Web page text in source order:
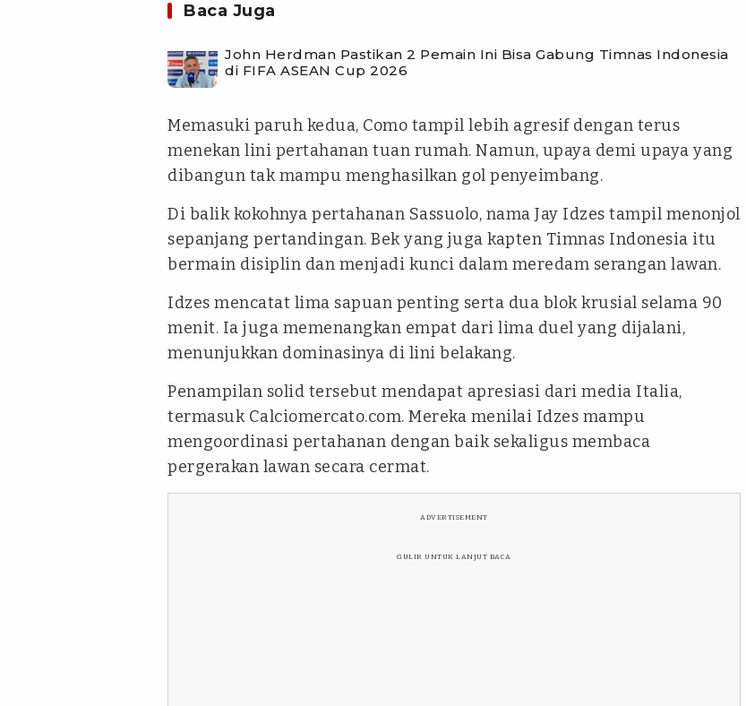
Baca Juga
John Herdman Pastikan 2 Pemain Ini Bisa Gabung Timnas Indonesia
di FIFA ASEAN Cup 2026
Memasuki paruh kedua, Como tampil lebih agresif dengan terus
menekan lini pertahanan tuan rumah. Namun, upaya demi upaya yang
dibangun tak mampu menghasilkan gol penyeimbang.
Di balik kokohnya pertahanan Sassuolo, nama Jay Idzes tampil menonjol
sepanjang pertandingan. Bek yang juga kapten Timnas Indonesia itu
bermain disiplin dan menjadi kunci dalam meredam serangan lawan.
Idzes mencatat lima sapuan penting serta dua blok krusial selama 90
menit. Ia juga memenangkan empat dari lima duel yang dijalani,
menunjukkan dominasinya di lini belakang.
Penampilan solid tersebut mendapat apresiasi dari media Italia,
termasuk Calciomercato.com. Mereka menilai Idzes mampu
mengoordinasi pertahanan dengan baik sekaligus membaca
pergerakan lawan secara cermat.
ADVERTISEMENT
GULIR UNTUK LANJUT BACA